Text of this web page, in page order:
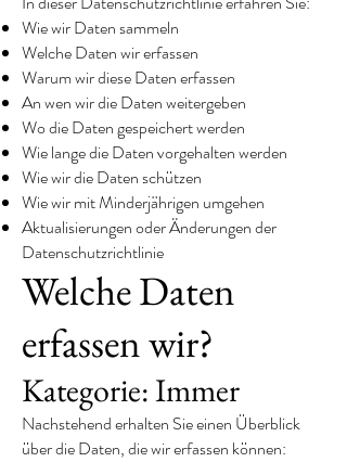
Wie wir Daten sammeln
Welche Daten wir erfassen
Warum wir diese Daten erfassen
An wen wir die Daten weitergeben
Wo die Daten gespeichert werden
Wie lange die Daten vorgehalten werden
Wie wir die Daten schützen
Wie wir mit Minderjährigen umgehen
Aktualisierungen oder Änderungen der
Datenschutzrichtlinie
Welche Daten
erfassen wir?
Kategorie: Immer
Nachstehend erhalten Sie einen Überblick
über die Daten, die wir erfassen können: